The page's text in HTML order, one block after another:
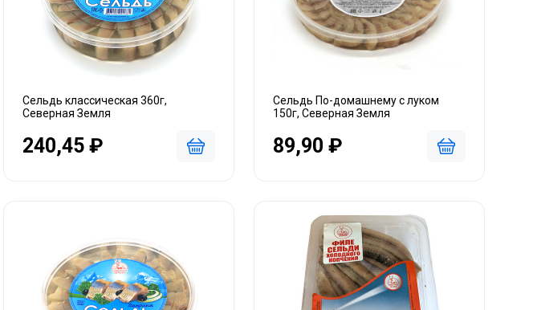
Сельдь классическая 360г,
Северная Земля
240,45 ₽
Сельдь По-домашнему с луком
150г, Северная Земля
89,90 ₽